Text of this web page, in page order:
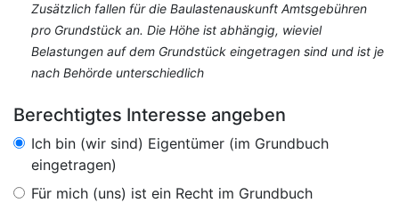
Zusätzlich fallen für die Baulastenauskunft Amtsgebühren
pro Grundstück an. Die Höhe ist abhängig, wieviel
Belastungen auf dem Grundstück eingetragen sind und ist je
nach Behörde unterschiedlich
Berechtigtes Interesse angeben
Ich bin (wir sind) Eigentümer (im Grundbuch
eingetragen)
Für mich (uns) ist ein Recht im Grundbuch